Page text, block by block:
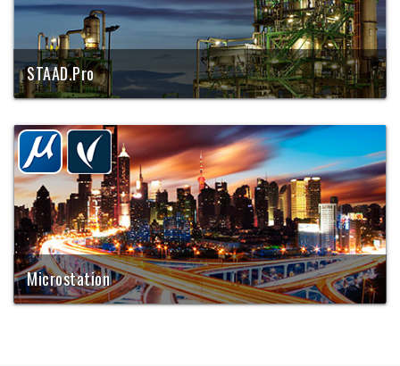
STAAD.Pro
Maailmas laialt kasutatav analüütikatarkvara
konstruktsioonide staatikaarvutusteks
Microstation
Bentley platvormtarkvara, mille graafika ning